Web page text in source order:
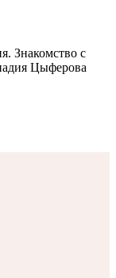
Знакомство с
Цыферова